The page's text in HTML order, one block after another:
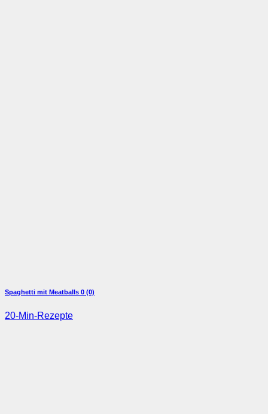
Spaghetti mit Meatballs 0 (0)
20-Min-Rezepte